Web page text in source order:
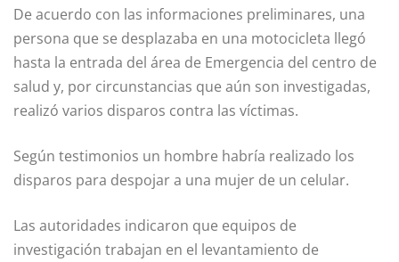
De acuerdo con las informaciones preliminares, una
persona que se desplazaba en una motocicleta llegó
hasta la entrada del área de Emergencia del centro de
salud y, por circunstancias que aún son investigadas,
realizó varios disparos contra las víctimas.
Según testimonios un hombre habría realizado los
disparos para despojar a una mujer de un celular.
Las autoridades indicaron que equipos de
investigación trabajan en el levantamiento de